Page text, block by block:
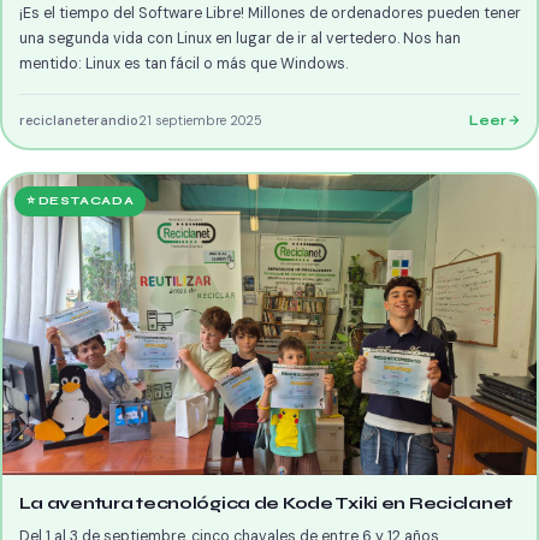
¡Es el tiempo del Software Libre! Millones de ordenadores pueden tener
una segunda vida con Linux en lugar de ir al vertedero. Nos han
mentido: Linux es tan fácil o más que Windows.
reciclaneterandio21 septiembre 2025 Leer
⭐ DESTACADA
La aventura tecnológica de Kode Txiki en Reciclanet